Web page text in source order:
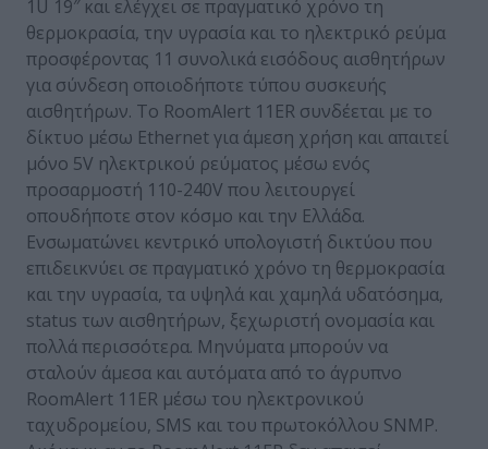
1U 19″ και ελέγχει σε πραγματικό χρόνο τη
θερμοκρασία, την υγρασία και το ηλεκτρικό ρεύμα
προσφέροντας 11 συνολικά εισόδους αισθητήρων
για σύνδεση οποιοδήποτε τύπου συσκευής
αισθητήρων. Το RoomAlert 11ER συνδέεται με το
δίκτυο μέσω Ethernet για άμεση χρήση και απαιτεί
μόνο 5V ηλεκτρικού ρεύματος μέσω ενός
προσαρμοστή 110-240V που λειτουργεί
οπουδήποτε στον κόσμο και την Ελλάδα.
Ενσωματώνει κεντρικό υπολογιστή δικτύου που
επιδεικνύει σε πραγματικό χρόνο τη θερμοκρασία
και την υγρασία, τα υψηλά και χαμηλά υδατόσημα,
status των αισθητήρων, ξεχωριστή ονομασία και
πολλά περισσότερα. Μηνύματα μπορούν να
σταλούν άμεσα και αυτόματα από το άγρυπνο
RoomAlert 11ER μέσω του ηλεκτρονικού
ταχυδρομείου, SMS και του πρωτοκόλλου SNMP.